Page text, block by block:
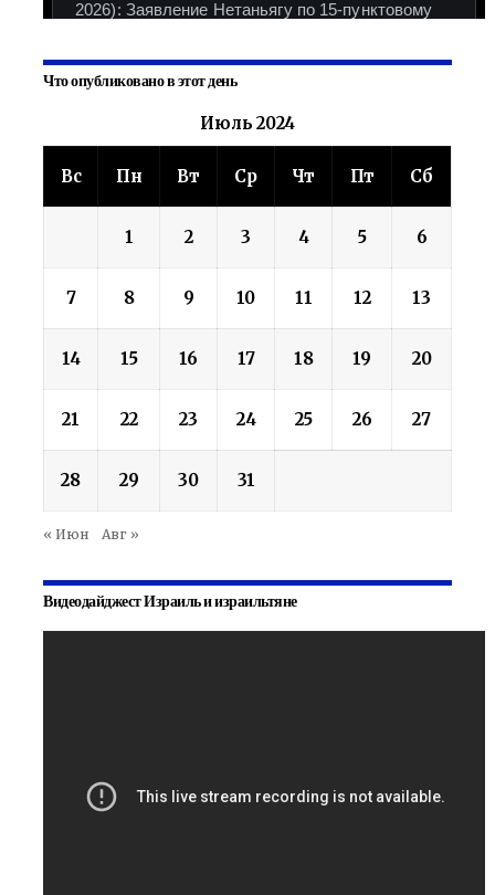
Что опубликовано в этот день
Июль 2024
Вс Пн Вт Ср Чт Пт Сб
1 2 3 4 5 6
7 8 9 10 11 12 13
14 15 16 17 18 19 20
21 22 23 24 25 26 27
28 29 30 31
« Июн Авг »
Видеодайджест Израиль и израильтяне